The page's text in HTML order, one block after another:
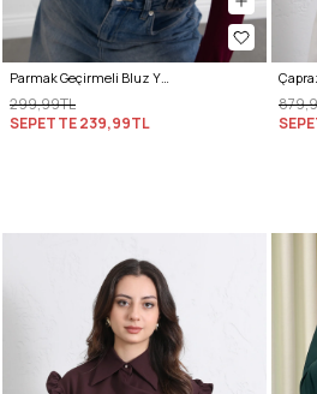
Parmak Geçirmeli Bluz Y2044 - BORDO
299,99TL
SEPETTE239,99TL